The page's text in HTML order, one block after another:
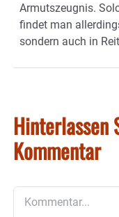
Armutszeugnis.
findet man
sondern auch in
Hinterlassen
Kommentar